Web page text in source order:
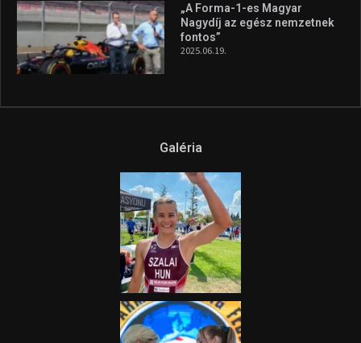
„A Forma-1-es Magyar
Nagydíj az egész nemzetnek
fontos”
2025.06.19.
Galéria